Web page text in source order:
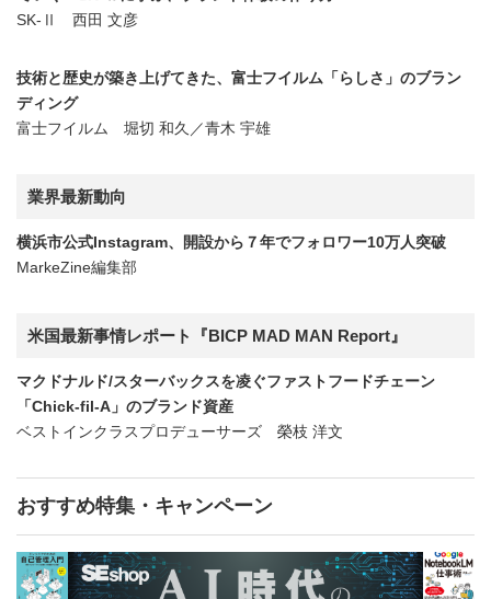
SK-Ⅱ 西田 文彦
技術と歴史が築き上げてきた、富士フイルム「らしさ」のブラン
ディング
富士フイルム 堀切 和久／青木 宇雄
業界最新動向
横浜市公式Instagram、開設から７年でフォロワー10万人突破
MarkeZine編集部
米国最新事情レポート『BICP MAD MAN Report』
マクドナルド/スターバックスを凌ぐファストフードチェーン
「Chick-fil-A」のブランド資産
ベストインクラスプロデューサーズ 榮枝 洋文
おすすめ特集・キャンペーン